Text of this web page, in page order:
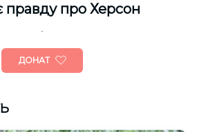
правду про Херсон
ДОНАТ